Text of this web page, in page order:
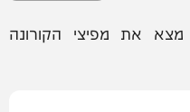
את מפיצי הקורונה